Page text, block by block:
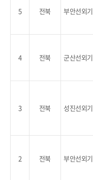
5 전북 부안선외기
4 전북 군산선외기
3 전북 성진선외기
2 전북 부안선외기